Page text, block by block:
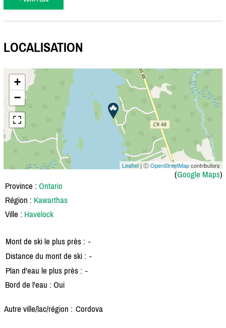
LOCALISATION
+
−
Leaflet | ⒸOpenStreetMapcontributors
(Google Maps)
Province : Ontario
Région : Kawarthas
Ville : Havelock
Mont de ski le plus près : -
Distance du mont de ski : -
Plan d'eau le plus près : -
Bord de l'eau : Oui
Autre ville/lac/région : Cordova